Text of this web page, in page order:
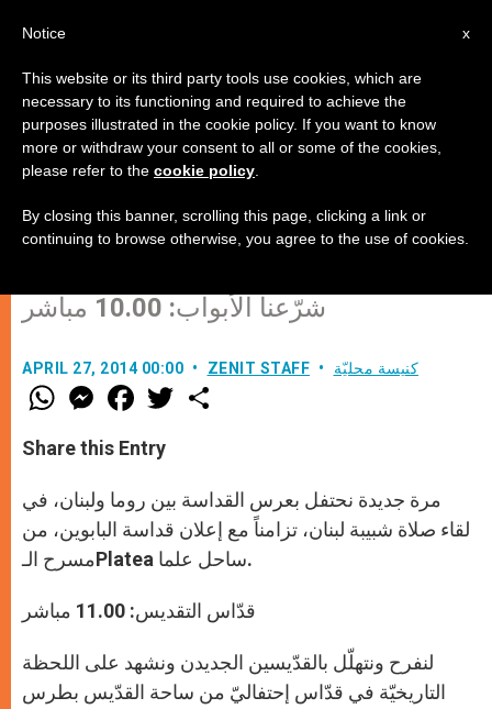
برامج تيلي لوميار ليوم إعلان قداسة
يوحنا بولس الثاني ويوحنا الثالث
والعشرين
شرّعنا الأبواب: 10.00 مباشر
APRIL 27, 2014 00:00 ZENIT STAFF كنيسة محليّة
W
h
t
s
p
p
M
e
s
e
e
r
F
a
e
b
k
w
r
Share this Entry
مرة جديدة نحتفل بعرس القداسة بين روما ولبنان، في
لقاء صلاة شبيبة لبنان، تزامناً مع إعلان قداسة البابوين، من
مسرح الـPlatea ساحل علما.
قدّاس التقديس: 11.00 مباشر
لنفرح ونتهلّل بالقدّيسين الجديدن ونشهد على اللحظة
التاريخيّة في قدّاس إحتفاليّ من ساحة القدّيس بطرس
x
Notice
This website or its third party tools use cookies, which are
necessary to its functioning and required to achieve the
purposes illustrated in the cookie policy. If you want to know
more or withdraw your consent to all or some of the cookies,
please refer to the cookie policy
By closing this banner, scrolling this page, clicking a link or
continuing to browse otherwise, you agree to the use of cookies.